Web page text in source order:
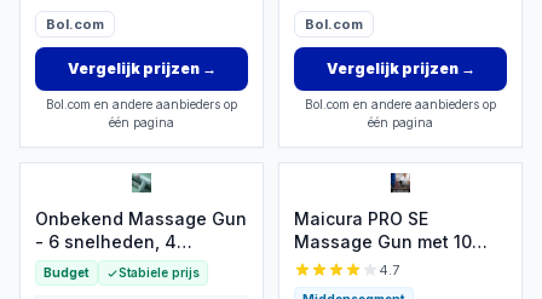
Bol.com
Vergelijk prijzen→
Bol.com en andere aanbieders op
één pagina
Bol.com
Vergelijk prijzen→
Bol.com en andere aanbieders op
één pagina
Onbekend Massage Gun
- 6 snelheden, 4
opzetstukken, Type-C
Budget Stabiele prijs
Maicura PRO SE
Massage Gun met 10
koppen en 5 uur batterij
4.7